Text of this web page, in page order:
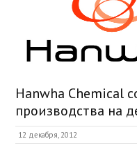
Hanwha Chemical
производства на
12 декабря, 2012